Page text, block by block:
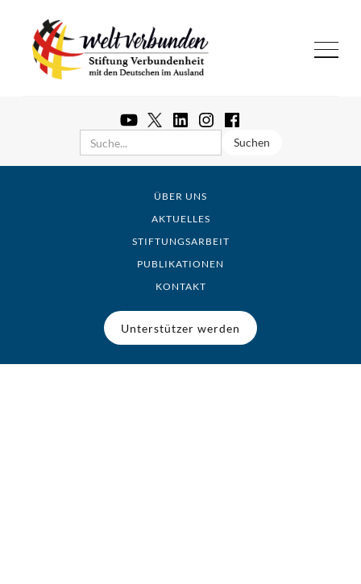
ÜBER UNS
AKTUELLES
STIFTUNGSARBEIT
PUBLIKATIONEN
KONTAKT
Unterstützer werden